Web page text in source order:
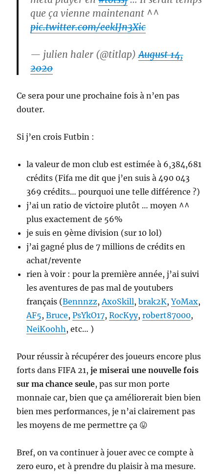
que ça vienne maintenant ^^
pic.twitter.com/eekIJn3Xic
— julien haler (@titlap)August 14,
2020
Ce sera pour une prochaine fois à n’en pas
douter.
Si j’en crois Futbin :
la valeur de mon club est estimée à 6,384,681
crédits (Fifa me dit que j’en suis à 490 043
369 crédits… pourquoi une telle différence ?)
j’ai un ratio de victoire plutôt … moyen ^^
plus exactement de 56%
je suis en 9ème division (sur 10 lol)
j’ai gagné plus de 7 millions de crédits en
achat/revente
rien à voir : pour la première année, j’ai suivi
les aventures de pas mal de youtubers
français (Bennnzz, AxoSkill,brak2K,YoMax,
AF5,Bruce,PsYkO17,RocKyy,robert87000,
NeiKoohh , etc… )
Pour réussir à récupérer des joueurs encore plus
forts dans FIFA 21,je miserai une nouvelle fois
sur ma chance seule, pas sur mon porte
monnaie car, bien que ça améliorerait bien bien
bien mes performances, je n’ai clairement pas
les moyens de me permettre ça 😛
Bref, on va continuer à jouer avec ce compte à
zero euro, et à prendre du plaisir à ma mesure.